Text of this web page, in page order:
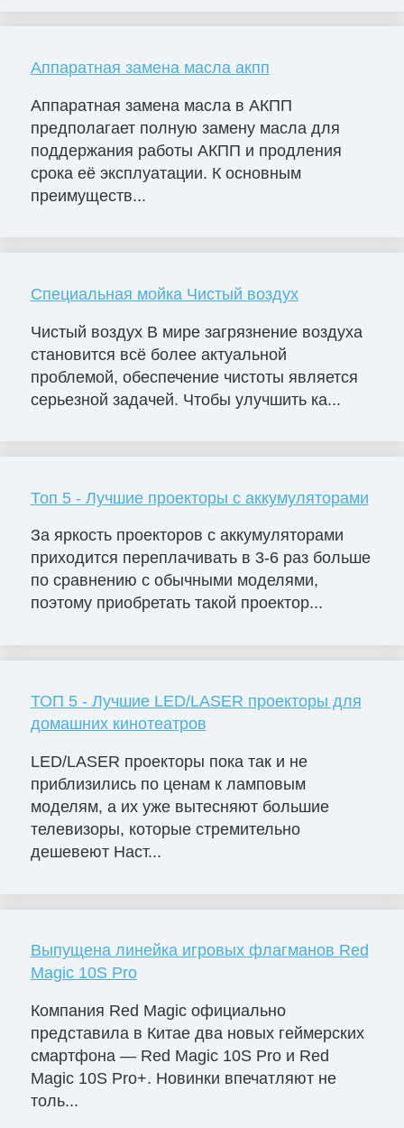
Аппаратная замена масла акпп
Аппаратная замена масла в АКПП
предполагает полную замену масла для
поддержания работы АКПП и продления
срока её эксплуатации. К основным
преимуществ...
Специальная мойка Чистый воздух
Чистый воздух В мире загрязнение воздуха
становится всё более актуальной
проблемой, обеспечение чистоты является
серьезной задачей. Чтобы улучшить ка...
Топ 5 - Лучшие проекторы с аккумуляторами
За яркость проекторов с аккумуляторами
приходится переплачивать в 3-6 раз больше
по сравнению с обычными моделями,
поэтому приобретать такой проектор...
ТОП 5 - Лучшие LED/LASER проекторы для
домашних кинотеатров
LED/LASER проекторы пока так и не
приблизились по ценам к ламповым
моделям, а их уже вытесняют большие
телевизоры, которые стремительно
дешевеют Наст...
Выпущена линейка игровых флагманов Red
Magic 10S Pro
Компания Red Magic официально
представила в Китае два новых геймерских
смартфона — Red Magic 10S Pro и Red
Magic 10S Pro+. Новинки впечатляют не
толь...